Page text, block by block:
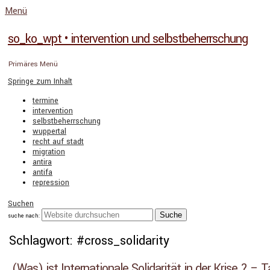
Menü
so_ko_wpt • intervention und selbstbeherrschung
Primäres Menü
Springe zum Inhalt
termine
intervention
selbstbeherrschung
wuppertal
recht auf stadt
migration
antira
antifa
repression
Suchen
suche nach:
Schlagwort: #cross_solidarity